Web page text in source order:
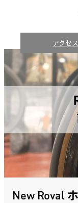
アクセス
New Roval